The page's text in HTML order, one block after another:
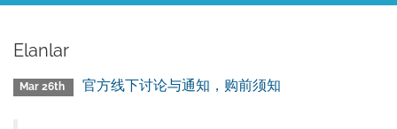
Elanlar
Mar 26th 官方线下讨论与通知，购前须知